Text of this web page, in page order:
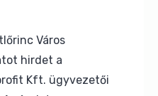
Város
hirdet a
Kft. ügyvezetői